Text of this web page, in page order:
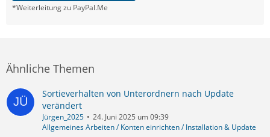
*Weiterleitung zu PayPal.Me
Ähnliche Themen
Sortieverhalten von Unterordnern nach Update
verändert
Jürgen_2025
24. Juni 2025 um 09:39
Allgemeines Arbeiten / Konten einrichten / Installation & Update